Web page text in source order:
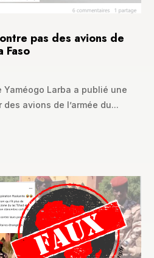
pas des avions de
Faso
Yaméogo Larba a publié une
avions de l’armée du...